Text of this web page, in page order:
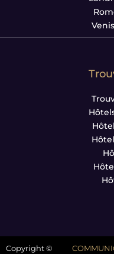
Copyright ©